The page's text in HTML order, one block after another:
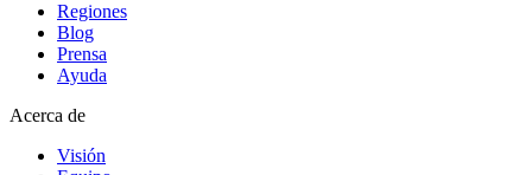
Regiones
Blog
Prensa
Ayuda
Acerca de
Visión